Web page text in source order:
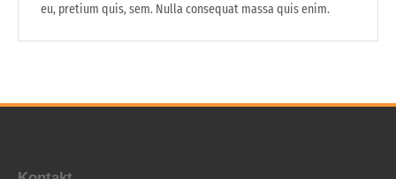
eu, pretium quis, sem. Nulla consequat massa quis enim.